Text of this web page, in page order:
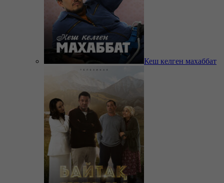
Кеш келген махаббат